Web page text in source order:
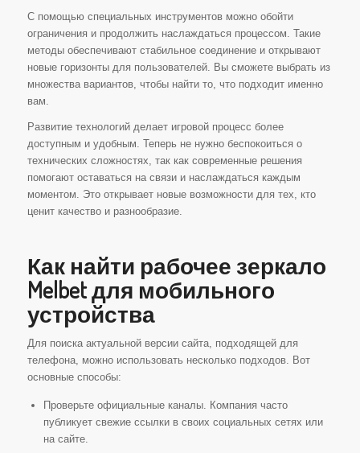
С помощью специальных инструментов можно обойти
ограничения и продолжить наслаждаться процессом. Такие
методы обеспечивают стабильное соединение и открывают
новые горизонты для пользователей. Вы сможете выбрать из
множества вариантов, чтобы найти то, что подходит именно
вам.
Развитие технологий делает игровой процесс более
доступным и удобным. Теперь не нужно беспокоиться о
технических сложностях, так как современные решения
помогают оставаться на связи и наслаждаться каждым
моментом. Это открывает новые возможности для тех, кто
ценит качество и разнообразие.
Как найти рабочее зеркало
Melbet для мобильного
устройства
Для поиска актуальной версии сайта, подходящей для
телефона, можно использовать несколько подходов. Вот
основные способы:
Проверьте официальные каналы. Компания часто
публикует свежие ссылки в своих социальных сетях или
на сайте.